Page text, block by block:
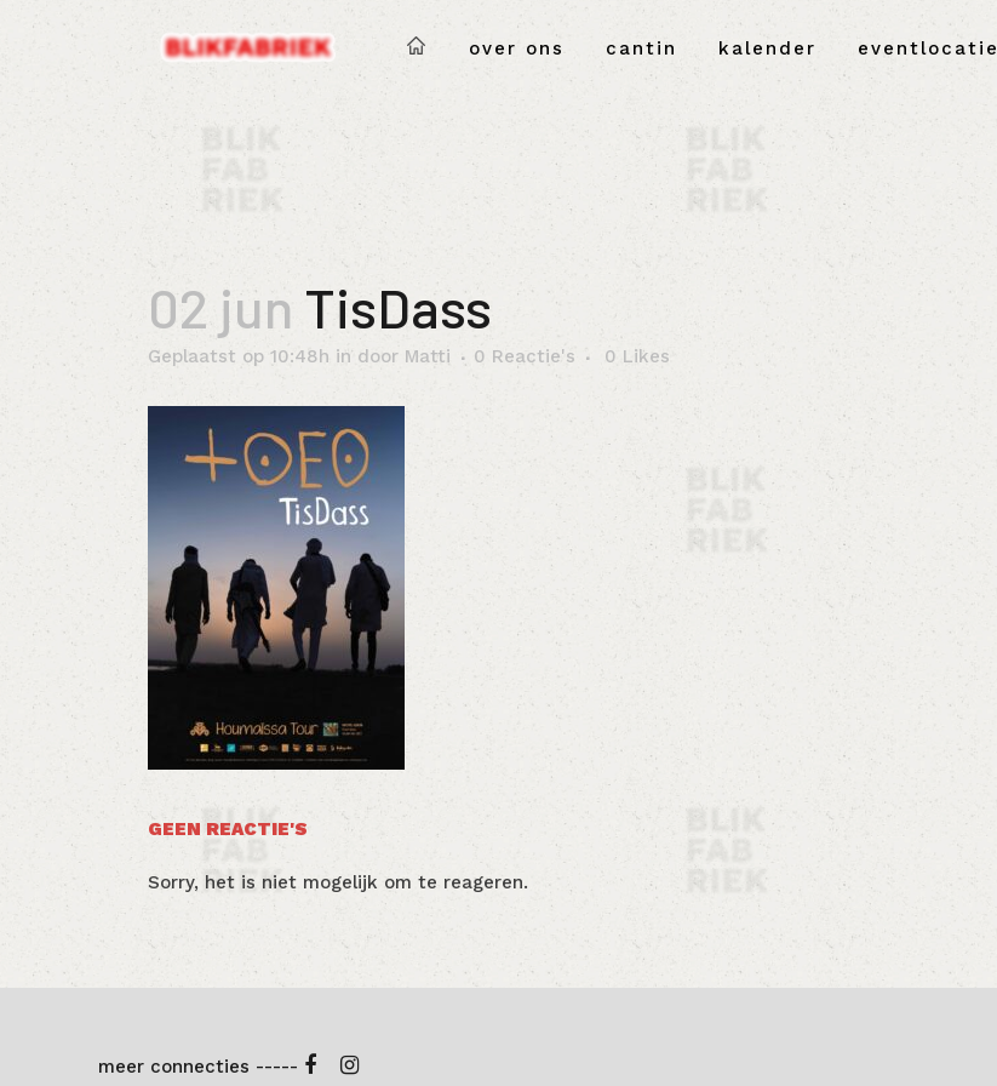
over ons cantin kalender eventlocatie
02 jun TisDass
Geplaatst op 10:48h in door Matti 0 Reactie's 0 Likes
GEEN REACTIE'S
Sorry, het is niet mogelijk om te reageren.
meer connecties -----